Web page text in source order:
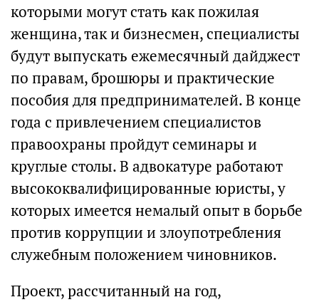
которыми могут стать как пожилая
женщина, так и бизнесмен, специалисты
будут выпускать ежемесячный дайджест
по правам, брошюры и практические
пособия для предпринимателей. В конце
года с привлечением специалистов
правоохраны пройдут семинары и
круглые столы. В адвокатуре работают
высококвалифицированные юристы, у
которых имеется немалый опыт в борьбе
против коррупции и злоупотребления
служебным положением чиновников.
Проект, рассчитанный на год,